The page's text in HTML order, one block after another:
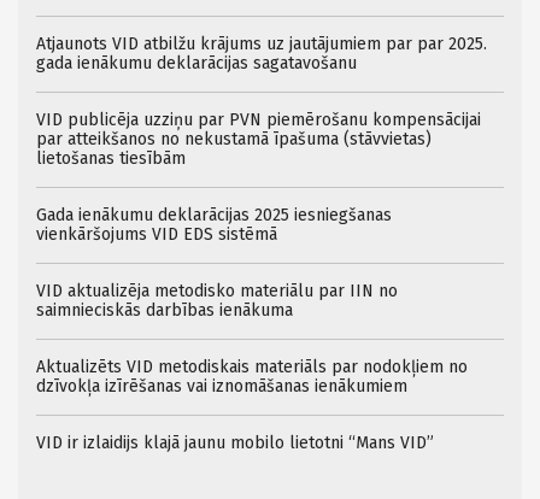
Atjaunots VID atbilžu krājums uz jautājumiem par par 2025.
gada ienākumu deklarācijas sagatavošanu
VID publicēja uzziņu par PVN piemērošanu kompensācijai
par atteikšanos no nekustamā īpašuma (stāvvietas)
lietošanas tiesībām
Gada ienākumu deklarācijas 2025 iesniegšanas
vienkāršojums VID EDS sistēmā
VID aktualizēja metodisko materiālu par IIN no
saimnieciskās darbības ienākuma
Aktualizēts VID metodiskais materiāls par nodokļiem no
dzīvokļa izīrēšanas vai iznomāšanas ienākumiem
VID ir izlaidijs klajā jaunu mobilo lietotni “Mans VID”